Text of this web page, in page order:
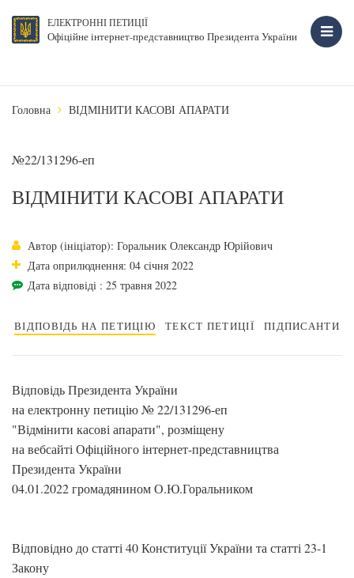
ЕЛЕКТРОННІ ПЕТИЦІЇ
Офіційне інтернет-представництво Президента України
Головна ВІДМІНИТИ КАСОВІ АПАРАТИ
№22/131296-еп
ВІДМІНИТИ КАСОВІ АПАРАТИ
Автор (ініціатор): Горальник Олександр Юрійович
Дата оприлюднення: 04 січня 2022
Дата відповіді : 25 травня 2022
ВІДПОВІДЬ НА ПЕТИЦІЮ ТЕКСТ ПЕТИЦІЇ ПІДПИСАНТИ
Відповідь Президента України
на електронну петицію № 22/131296-еп
"Відмінити касові апарати", розміщену
на вебсайті Офіційного інтернет-представництва
Президента України
04.01.2022 громадянином О.Ю.Горальником
Відповідно до статті 40 Конституції України та статті 23-1
Закону